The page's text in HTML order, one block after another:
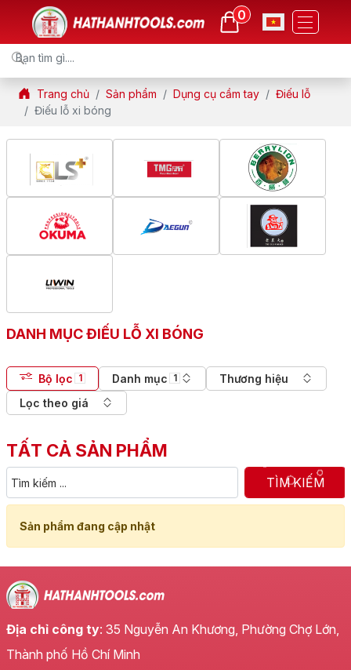
0
Trang chủ Sản phẩm Dụng cụ cầm tay
Điếu lỗ
Điếu lỗ xi bóng
DANH MỤC ĐIẾU LỖ XI BÓNG
Bộ lọc 1 Danh mục 1
Thương hiệu
Lọc theo giá
TẤT CẢ SẢN PHẨM
TÌM KIẾM
Sản phẩm đang cập nhật
Địa chỉ công ty: 35 Nguyễn An Khương, Phường Chợ Lớn,
Thành phố Hồ Chí Minh